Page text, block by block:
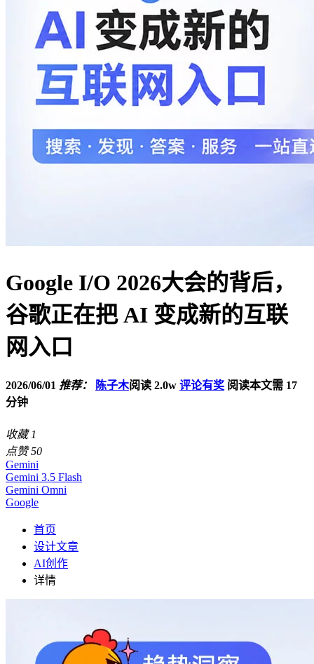
Google I/O 2026大会的背后，
谷歌正在把 AI 变成新的互联
网入口
2026/06/01 推荐： 陈子木阅读 2.0w 评论有奖 阅读本文需 17
分钟
收藏 1
点赞 50
Gemini
Gemini 3.5 Flash
Gemini Omni
Google
首页
设计文章
AI创作
详情